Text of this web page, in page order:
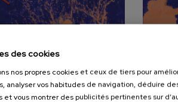
Casals
Chant nocturne dans la forêt
des cookies
nos propres cookies et ceux de tiers pour
analyser vos habitudes de navigation, déduire
et vous montrer des publicités pertinentes sur